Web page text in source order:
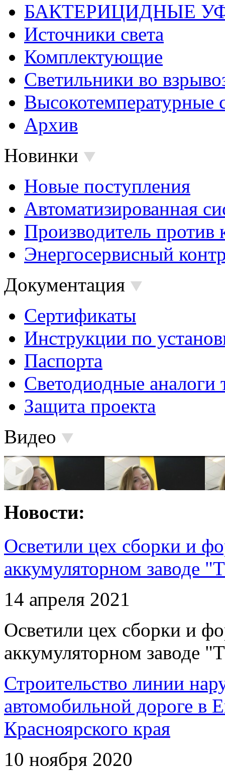
БАКТЕРИЦИДНЫЕ
Источники света
Комплектующие
Светильники во
Высокотемпературные
Архив
Новинки
Новые поступления
Автоматизированная
Производитель против
Энергосервисный
Документация
Сертификаты
Инструкции по
Паспорта
Светодиодные аналоги
Защита проекта
Видео
Новости:
Осветили цех сборки и
аккумуляторном заводе
14 апреля 2021
Осветили цех сборки и
аккумуляторном заводе
Строительство линии
автомобильной дороге в
Красноярского края
10 ноября 2020